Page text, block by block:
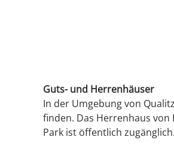
Guts- und Herrenhäuser
In der Umgebung von
finden. Das Herrenhaus
Park ist öffentlich zugänglich.